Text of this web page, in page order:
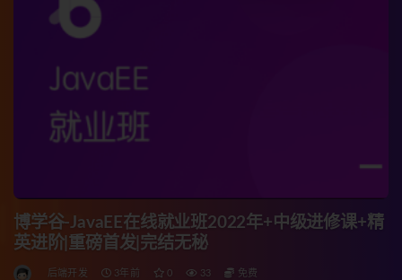
博学谷-JavaEE在线就业班2022年+中级进修课+精
英进阶|重磅首发|完结无秘
后端开发 3年前 0 33 免费